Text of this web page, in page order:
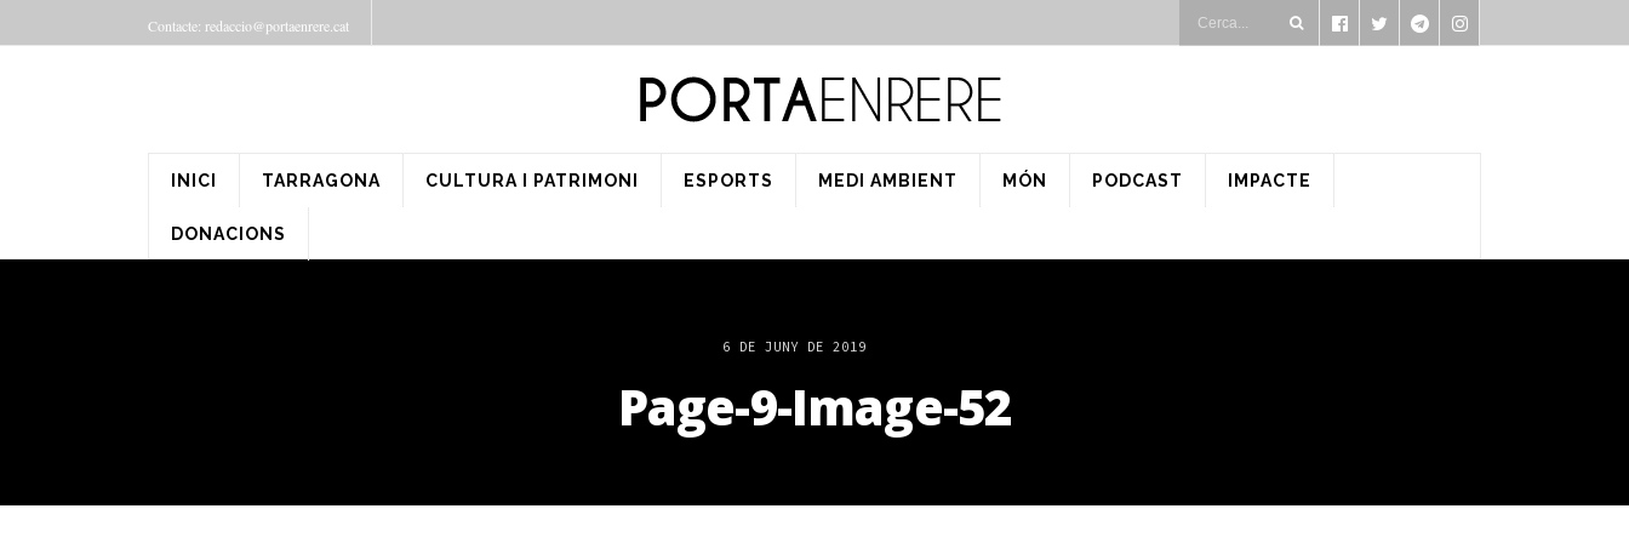
Contacte: redaccio@portaenrere.cat
INICI TARRAGONA CULTURA I PATRIMONI ESPORTS MEDI AMBIENT MÓN PODCAST IMPACTE
DONACIONS
6 DE JUNY DE 2019
Page-9-Image-52